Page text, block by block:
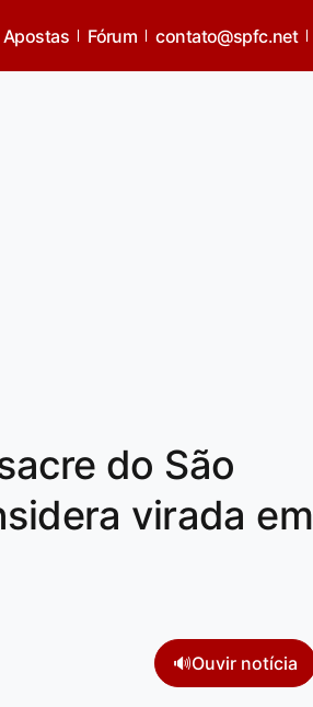
Apostas Fórum contato@spfc.net
do São
virada em
🔊Ouvir notícia